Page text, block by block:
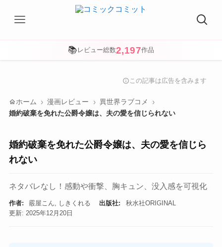
📚 レビュー総数2,197作品
info この記事は広告を含みます
home ホーム 漫画レビュー
異世界ラブコメ
婚約破棄を免れた公爵令嬢は、夫の愛を信じられない
婚約破棄を免れた公爵令嬢は、夫の愛を信じら
れない
ネタバレなし！感動や衝撃、胸キュン、没入感を可視化
作者: 霰屋こん, しきくれる 出版社:
秋水社ORIGINAL
更新: 2025年12月20日